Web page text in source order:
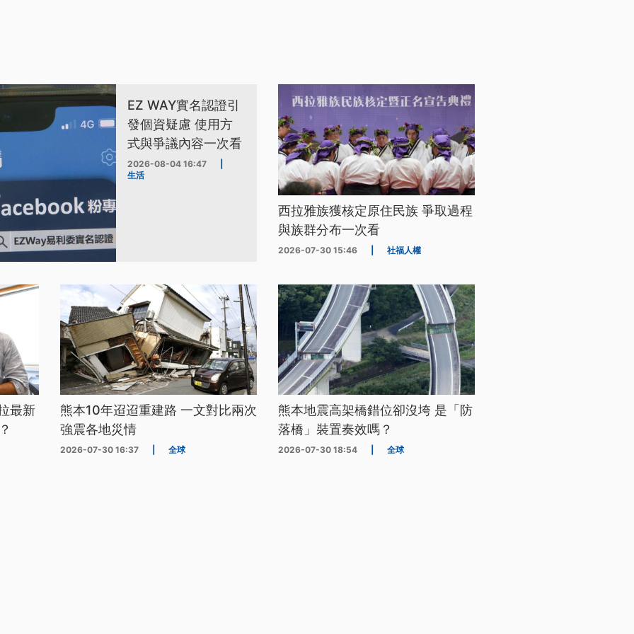
EZ WAY實名認證引
發個資疑慮 使用方
式與爭議內容一次看
2026-08-04 16:47
生活
西拉雅族獲核定原住民族 爭取過程
與族群分布一次看
2026-07-30 15:46 社福人權
最新
熊本10年迢迢重建路 一文對比兩次
強震各地災情
2026-07-30 16:37 全球
熊本地震高架橋錯位卻沒垮 是「防
落橋」裝置奏效嗎？
2026-07-30 18:54 全球